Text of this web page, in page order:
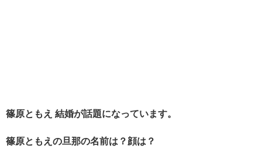
篠原ともえ 結婚が話題になっています。
篠原ともえの旦那の名前は？顔は？